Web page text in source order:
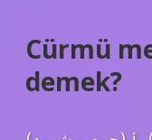
Cürmü
demek?